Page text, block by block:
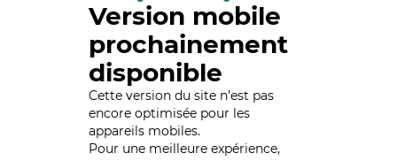
Version mobile
prochainement
disponible
Cette version du site n’est pas
encore optimisée pour les
appareils mobiles.
Pour une meilleure expérience,